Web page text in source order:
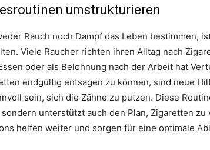
umstrukturieren
Rauch noch Dampf das Leben bestimmen,
Viele Raucher richten ihren Alltag nach
oder als Belohnung nach der Arbeit hat
endgültig entsagen zu können, sind neue
sein, sich die Zähne zu putzen. Diese
sondern unterstützt auch den Plan, Zigaretten
helfen weiter und sorgen für eine optimale